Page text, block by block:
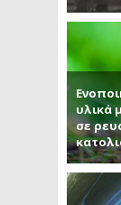
υλικά
σε